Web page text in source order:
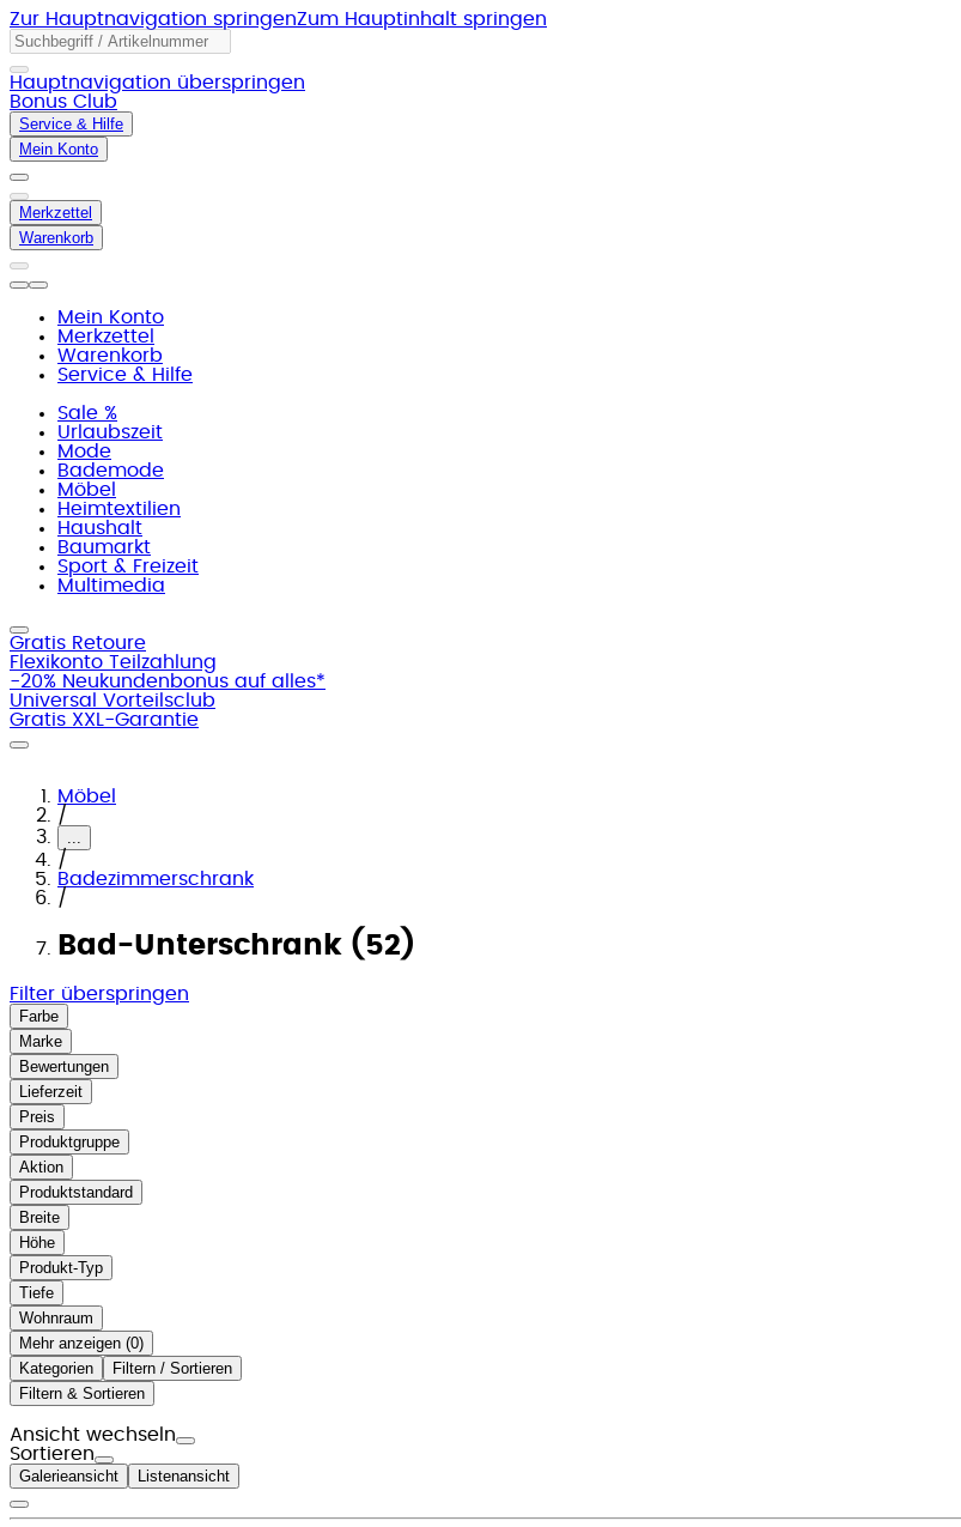
Zur Hauptnavigation springenZum Hauptinhalt springen
Hauptnavigation überspringen
Bonus Club
Service & Hilfe
Mein Konto
Merkzettel
Warenkorb
Mein Konto
Merkzettel
Warenkorb
Service & Hilfe
Sale %
Urlaubszeit
Mode
Bademode
Möbel
Heimtextilien
Haushalt
Baumarkt
Sport & Freizeit
Multimedia
Gratis Retoure
Flexikonto Teilzahlung
-20% Neukundenbonus auf alles*
Universal Vorteilsclub
Gratis XXL-Garantie
Möbel
/
...
/
Badezimmerschrank
/
Bad-Unterschrank (52)
Filter überspringen
Farbe
Marke
Bewertungen
Lieferzeit
Preis
Produktgruppe
Aktion
Produktstandard
Breite
Höhe
Produkt-Typ
Tiefe
Wohnraum
Mehr anzeigen ( )
Kategorien
Filtern / Sortieren
Filtern & Sortieren
Ansicht wechseln
Sortieren
Galerieansicht Listenansicht